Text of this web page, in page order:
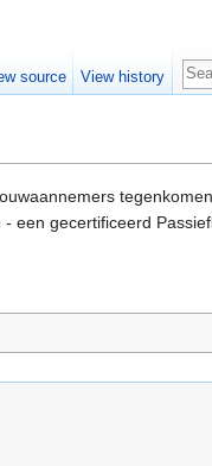
een gecertificeerd
source View history